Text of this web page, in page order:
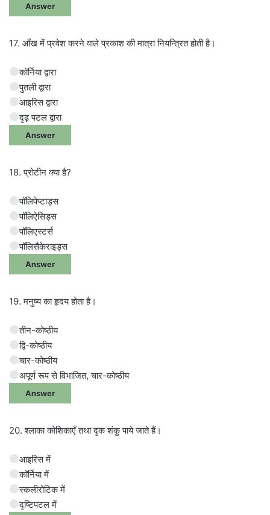
Answer
17. आँख में प्रवेश करने वाले प्रकाश की मात्रा नियन्त्रित होती है।
कॉर्निया द्वारा
पुतली द्वारा
आइरिस द्वारा
दृढ़ पटल द्वारा
Answer
18. प्रोटीन क्या है?
पॉलिपेप्टाड्स
पॉलिऐसिड्स
पॉलिएस्टर्स
पॉलिसैकेराइड्स
Answer
19. मनुष्य का हृदय होता है।
तीन-कोष्ठीय
द्वि-कोष्ठीय
चार-कोष्ठीय
अपूर्ण रूप से विभाजित, चार-कोष्ठीय
Answer
20. श्लाका कोशिकाएँ तथा दृक शंकु पाये जाते हैं।
आइरिस में
कॉर्निया में
स्कलीरोटिक में
दृष्टिपटल में